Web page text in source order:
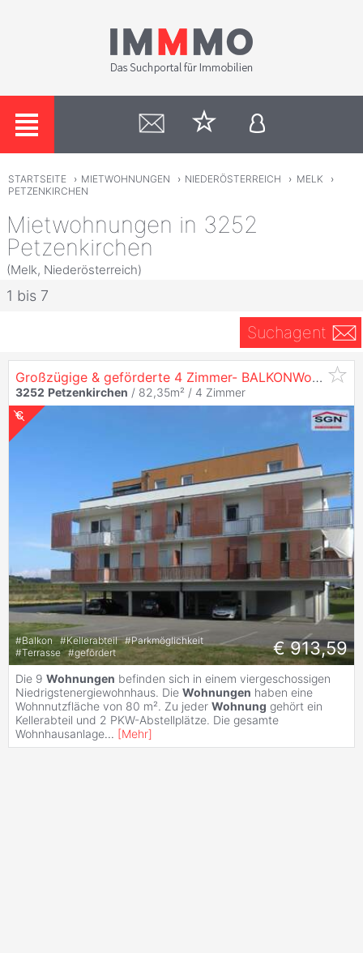
STARTSEITE › MIETWOHNUNGEN › NIEDERÖSTERREICH › MELK
›
PETZENKIRCHEN
Mietwohnungen in 3252
Petzenkirchen
(Melk, Niederösterreich)
1 bis 7
Suchagent
Großzügige & geförderte 4 Zimmer- BALKONWohnung mit Schwimmbiotop in
3252 Petzenkirchen / 82,35m² / 4 Zimmer
#Balkon #Kellerabteil #Parkmöglichkeit
#Terrasse #gefördert € 913,59
Die 9 Wohnungen befinden sich in einem viergeschossigen
Niedrigstenergiewohnhaus. Die Wohnungen haben eine
Wohnnutzfläche von 80 m². Zu jeder Wohnung gehört ein
Kellerabteil und 2 PKW-Abstellplätze. Die gesamte
Wohnhausanlage... [Mehr]